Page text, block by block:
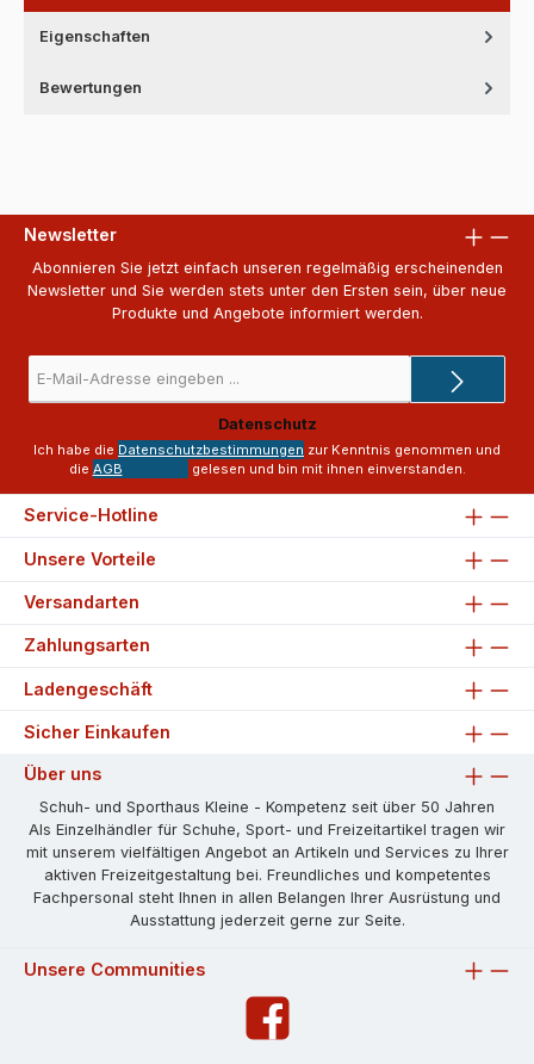
Eigenschaften
Bewertungen
Newsletter
Abonnieren Sie jetzt einfach unseren regelmäßig erscheinenden
Newsletter und Sie werden stets unter den Ersten sein, über neue
Produkte und Angebote informiert werden.
Mail-
Adresse
*
Datenschutz
Ich habe die Datenschutzbestimmungen zur Kenntnis genommen und
die AGB gelesen und bin mit ihnen einverstanden.
Service-Hotline
Unsere Vorteile
Versandarten
Zahlungsarten
Ladengeschäft
Sicher Einkaufen
Über uns
Schuh- und Sporthaus Kleine - Kompetenz seit über 50 Jahren
Als Einzelhändler für Schuhe, Sport- und Freizeitartikel tragen wir
mit unserem vielfältigen Angebot an Artikeln und Services zu Ihrer
aktiven Freizeitgestaltung bei. Freundliches und kompetentes
Fachpersonal steht Ihnen in allen Belangen Ihrer Ausrüstung und
Ausstattung jederzeit gerne zur Seite.
Unsere Communities